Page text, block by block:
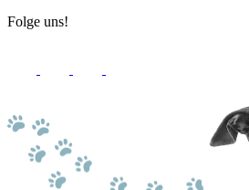
Folge uns!